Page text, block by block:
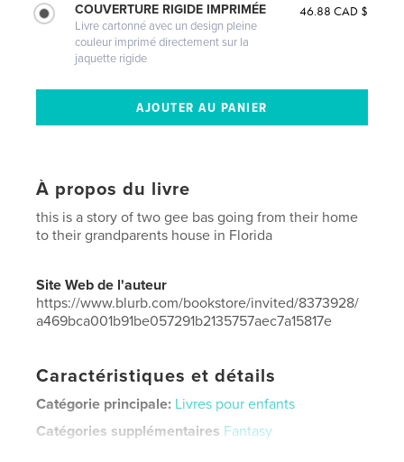
COUVERTURE RIGIDE IMPRIMÉE
Livre cartonné avec un design pleine
couleur imprimé directement sur la
jaquette rigide
46.88 CAD $
À propos du livre
this is a story of two gee bas going from their home
to their grandparents house in Florida
Site Web de l'auteur
https://www.blurb.com/bookstore/invited/8373928/
a469bca001b91be057291b2135757aec7a15817e
Caractéristiques et détails
Catégorie principale: Livres pour enfants
Catégories supplémentaires Fantasy